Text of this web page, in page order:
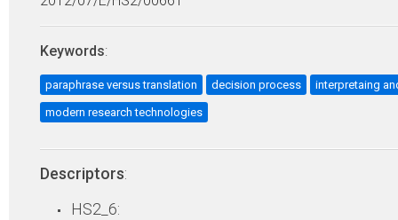
Keywords:
paraphrase versus translation decision process interpretaing
modern research technologies
Descriptors:
HS2_6: